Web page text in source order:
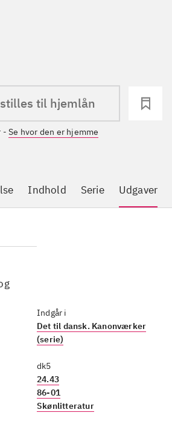
til hjemlån
-Se hvor den er hjemme
Indhold Serie Udgaver
Indgår i
Det til dansk. Kanonværker
(serie)
dk5
24.43
86-01
Skønlitteratur